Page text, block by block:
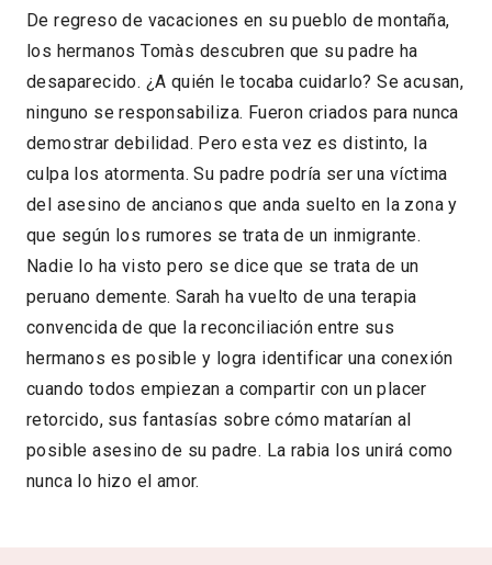
De regreso de vacaciones en su pueblo de montaña,
los hermanos Tomàs descubren que su padre ha
desaparecido. ¿A quién le tocaba cuidarlo? Se acusan,
ninguno se responsabiliza. Fueron criados para nunca
demostrar debilidad. Pero esta vez es distinto, la
culpa los atormenta. Su padre podría ser una víctima
del asesino de ancianos que anda suelto en la zona y
que según los rumores se trata de un inmigrante.
Nadie lo ha visto pero se dice que se trata de un
peruano demente. Sarah ha vuelto de una terapia
convencida de que la reconciliación entre sus
hermanos es posible y logra identificar una conexión
cuando todos empiezan a compartir con un placer
retorcido, sus fantasías sobre cómo matarían al
posible asesino de su padre. La rabia los unirá como
nunca lo hizo el amor.